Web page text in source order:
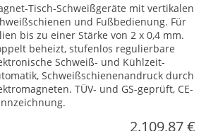
Tisch-Schweißgeräte mit vertikalen
und Fußbedienung. Für
bis zu einer Stärke von 2 x 0,4 mm.
beheizt, stufenlos regulierbare
Schweiß- und Kühlzeit-
Schweißschienenandruck durch
TÜV- und GS-geprüft, CE-
2.109,87 €